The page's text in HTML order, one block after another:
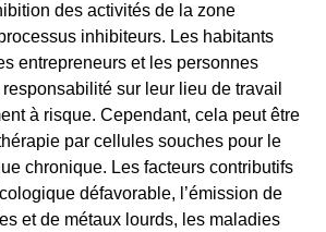
des activités de la zone
inhibiteurs. Les habitants
entrepreneurs et les personnes
sur leur lieu de travail
à risque. Cependant, cela peut être
par cellules souches pour le
chronique. Les facteurs contributifs
défavorable, l’émission de
et de métaux lourds, les maladies